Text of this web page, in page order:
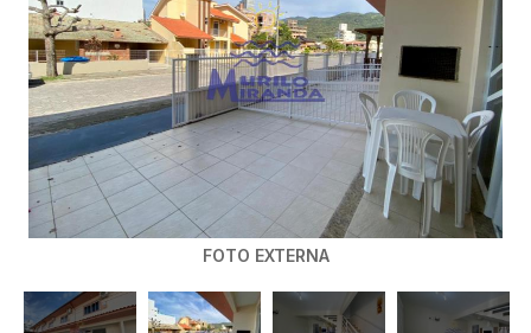
FOTO EXTERNA